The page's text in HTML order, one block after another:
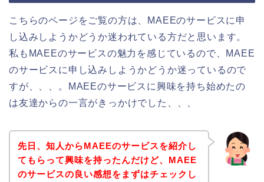
こちらのページをご覧の方は、MAEEのサービスに申
し込みしようかどうか迷われている方だと思います。
私もMAEEのサービスの魅力を感じているので、MAEE
のサービスに申し込みしようかどうか迷っているので
すが、、、。MAEEのサービスに興味を持ち始めたの
は友達からの一言がきっかけでした、、、
先日、知人からMAEEのサービスを紹介し
てもらって興味を持ったんだけど、MAEE
のサービスの良い感想をまずはチェックし